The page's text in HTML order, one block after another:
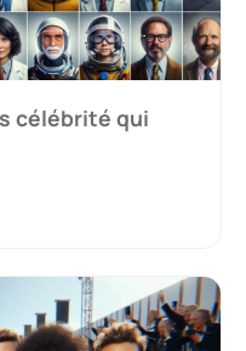
célébrité qui